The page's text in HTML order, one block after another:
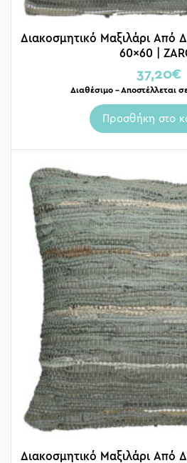
Διακοσμητικό Μαξιλάρι Από
60×60 |
37,20€
Διαθέσιμο – Αποστέλλεται
Προσθήκη στο
Διακοσμητικό Μαξιλάρι Από